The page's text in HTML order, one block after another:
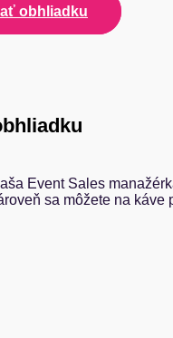
obhliadku
Event Sales
sa môžete na káve